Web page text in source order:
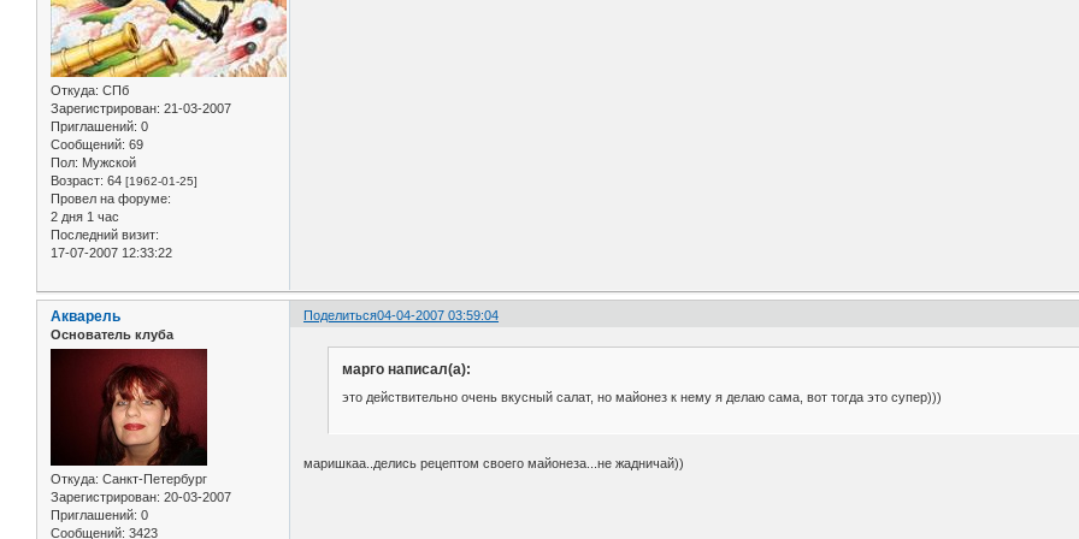
Откуда: СПб
Зарегистрирован: 21-03-2007
Приглашений: 0
Сообщений: 69
Пол: Мужской
Возраст: 64 [1962-01-25]
Провел на форуме:
2 дня 1 час
Последний визит:
17-07-2007 12:33:22
Поделиться04-04-2007 03:59:04
Акварель
Основатель клуба
Откуда: Санкт-Петербург
Зарегистрирован: 20-03-2007
Приглашений: 0
Сообщений: 3423
марго написал(а):
это действительно очень вкусный салат, но майонез к нему я делаю сама, вот тогда это супер)))
маришкаа..делись рецептом своего майонеза...не жадничай))